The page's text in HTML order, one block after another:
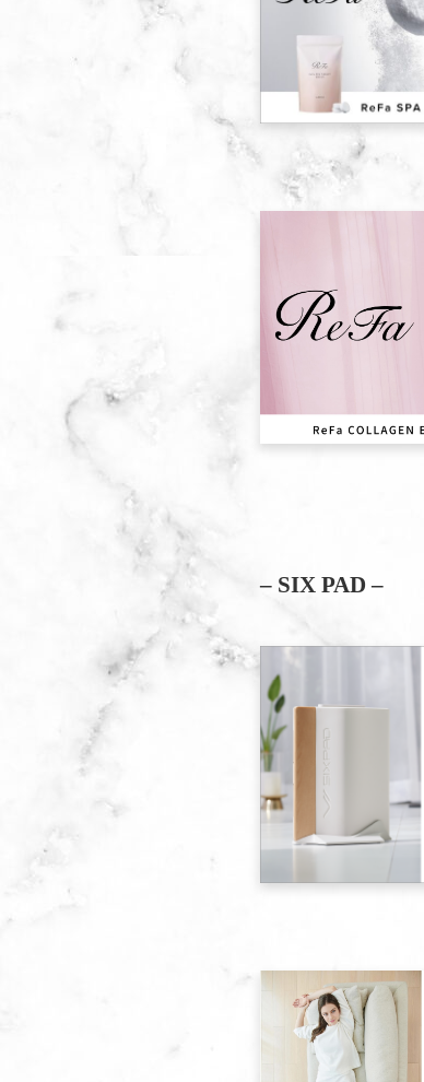
– SIX PAD –